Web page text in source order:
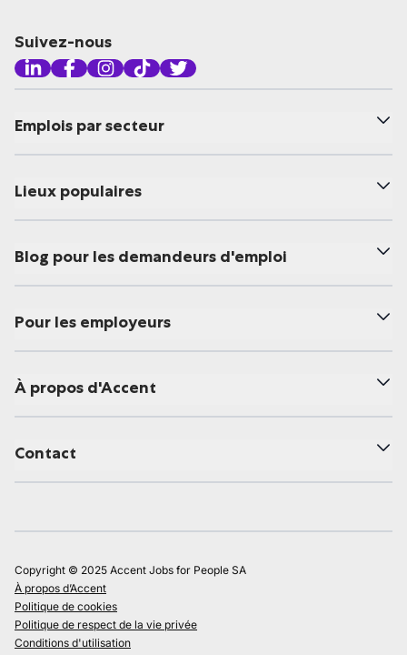
Suivez-nous
Emplois par secteur
Lieux populaires
Blog pour les demandeurs d'emploi
Pour les employeurs
À propos d'Accent
Contact
Copyright © 2025 Accent Jobs for People SA
À propos d’Accent
Politique de cookies
Politique de respect de la vie privée
Conditions d'utilisation